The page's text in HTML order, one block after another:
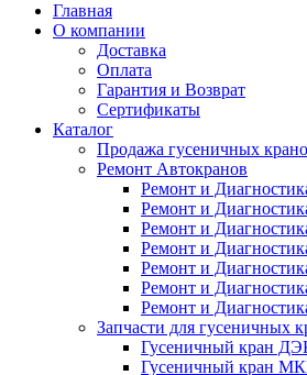
Главная
О компании
Доставка
Оплата
Гарантия и Возврат
Сертификаты
Каталог
Продажа гусеничных
Ремонт Автокранов
Ремонт и
Ремонт и
Ремонт и
Ремонт и
Ремонт и
Ремонт и
Ремонт и
Запчасти для гусеничных
Гусеничный кран
Гусеничный кран